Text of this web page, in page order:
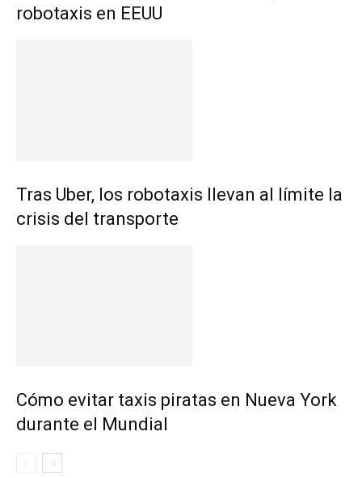
robotaxis en EEUU
Tras Uber, los robotaxis llevan al límite la
crisis del transporte
Cómo evitar taxis piratas en Nueva York
durante el Mundial